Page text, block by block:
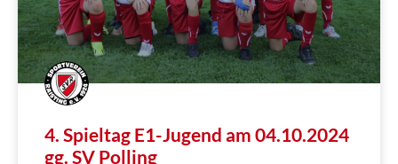
4. Spieltag E1-Jugend am 04.10.2024
gg. SV Polling